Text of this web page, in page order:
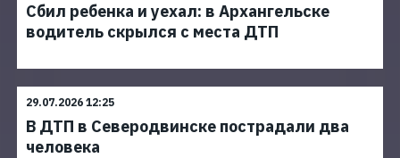
Сбил ребенка и уехал: в Архангельске
водитель скрылся с места ДТП
29.07.2026 12:25
В ДТП в Северодвинске пострадали два
человека